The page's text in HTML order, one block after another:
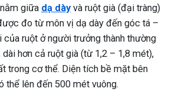
giữa dạ dàyvà ruột già (đại tràng)
đo từ môn vị dạ dày đến góc tá –
của ruột ở người trưởng thành thường
hơn cả ruột già (từ 1,2 – 1,8 mét),
trong cơ thể. Diện tích bề mặt bên
thể lên đến 500 mét vuông.